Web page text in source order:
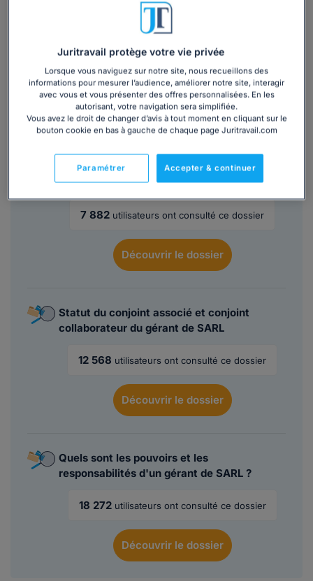
conséquences sur les biens communs des dettes
Lire la suite
Cemodèle de lettreest inclus dans
plusieurs dossiers :
Créer une EURL : procédure, démarches,
avantages et inconvénients...
7 882 utilisateurs ont consulté ce dossier
Découvrirle dossier
Statut du conjoint associé et conjoint
collaborateur du gérant de SARL
12 568 utilisateurs ont consulté ce dossier
Découvrirle dossier
Quels sont les pouvoirs et les
responsabilités d'un gérant de SARL ?
18 272 utilisateurs ont consulté ce dossier
Découvrirle dossier
Juritravail protège votre vie privée
Lorsque vous naviguez sur notre site, nous recueillons des
informations pour mesurer l’audience, améliorer notre site, interagir
avec vous et vous présenter des offres personnalisées. En les
autorisant, votre navigation sera simplifiée.
Vous avez le droit de changer d’avis à tout moment en cliquant sur le
bouton cookie en bas à gauche de chaque page Juritravail.com
Accepter & continuer
Paramétrer